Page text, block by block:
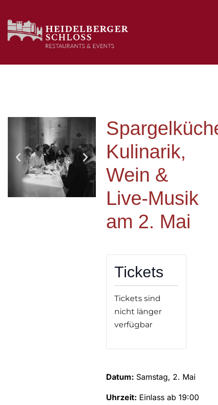
Kulinarik,
Wein &
Live-Musik
am 2. Mai
Tickets
Tickets sind
nicht länger
verfügbar
Datum: Samstag, 2. Mai
Uhrzeit: Einlass ab 19:00